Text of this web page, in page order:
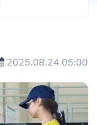
2025.08.24 05:00